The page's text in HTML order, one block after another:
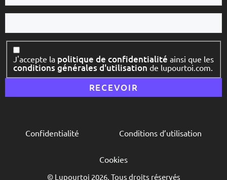
mail
Votre
Consentement
J'accepte la politique de confidentialité ainsi que les
conditions générales d'utilisation de lupourtoi.com.
Confidentialité Conditions d’utilisation
Cookies
© Lupourtoi 2026. Tous droits réservés